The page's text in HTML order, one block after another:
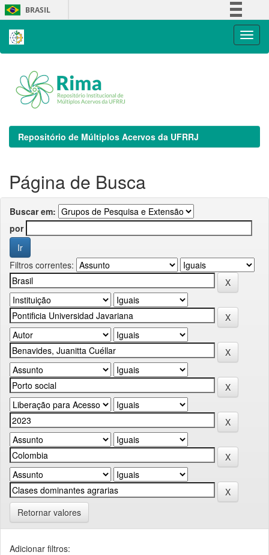
Skip
navigation
BRASIL
Repositório de Múltiplos Acervos da UFRRJ
Página de Busca
Buscar em:
por
Filtros correntes:
Retornar valores
Adicionar filtros: